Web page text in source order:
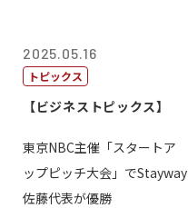
2025.05.16
トピックス
【ビジネストピックス】
東京NBC主催「スタートア
ップピッチ大会」でStayway
佐藤代表が優勝